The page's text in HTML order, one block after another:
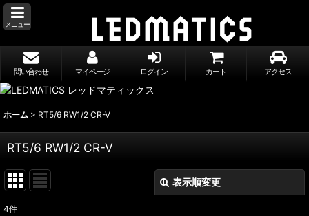
メニュー
問い合わせ マイページ ログイン カート アクセス
ホーム > RT5/6 RW1/2 CR-V
RT5/6 RW1/2 CR-V
表示順変更
4件